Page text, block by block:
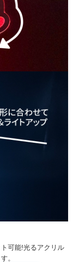
可能!光るアクリル
。